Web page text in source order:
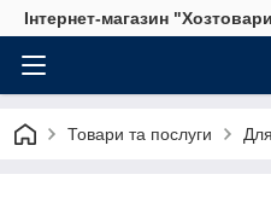
Інтернет-магазин
Товари та послуги